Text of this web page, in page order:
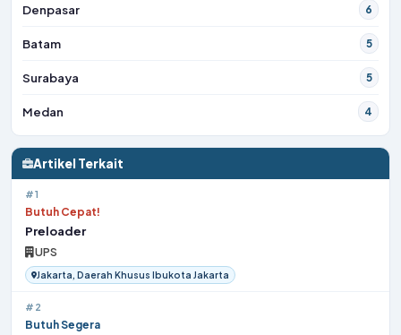
Denpasar 6
Batam 5
Surabaya 5
Medan 4
Artikel Terkait
#1
Butuh Cepat!
Preloader
UPS
Jakarta, Daerah Khusus Ibukota Jakarta
#2
Butuh Segera